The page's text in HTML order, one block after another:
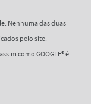
Nenhuma das duas
pelo site.
como GOOGLE® é